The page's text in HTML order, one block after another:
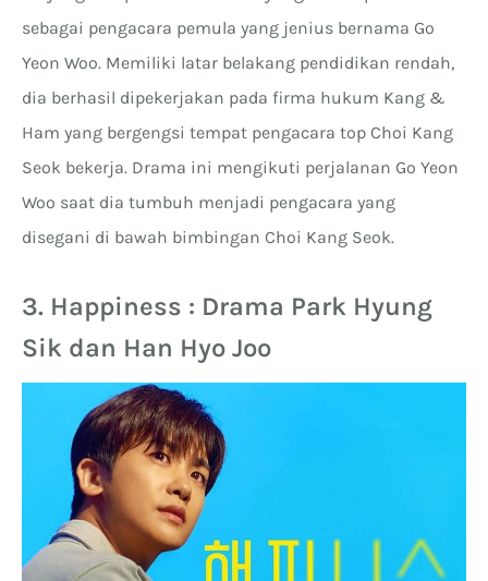
sebagai pengacara pemula yang jenius bernama Go
Yeon Woo. Memiliki latar belakang pendidikan rendah,
dia berhasil dipekerjakan pada firma hukum Kang &
Ham yang bergengsi tempat pengacara top Choi Kang
Seok bekerja. Drama ini mengikuti perjalanan Go Yeon
Woo saat dia tumbuh menjadi pengacara yang
disegani di bawah bimbingan Choi Kang Seok.
3. Happiness : Drama Park Hyung
Sik dan Han Hyo Joo